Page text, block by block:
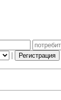
| Регистрация